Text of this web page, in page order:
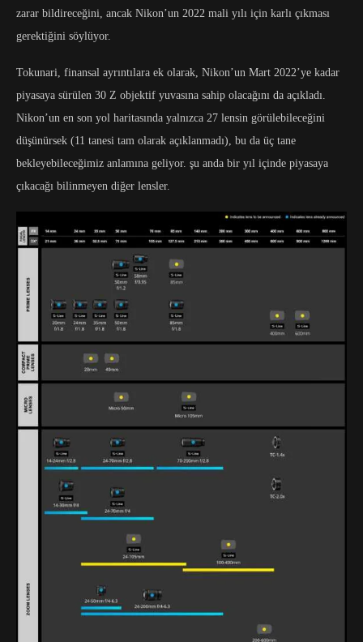
zarar bildireceğini, ancak Nikon’un 2022 mali yılı için karlı çıkması
gerektiğini söylüyor.
Tokunari, finansal ayrıntılara ek olarak, Nikon’un Mart 2022’ye kadar
piyasaya sürülen 30 Z objektif yuvasına sahip olacağını da açıkladı.
Nikon’un en son yol haritasında yalnızca 27 lensin görülebileceğini
düşünürsek (11 tanesi tam olarak açıklanmadı), bu da üç tane
bekleyebileceğimiz anlamına geliyor. şu anda bir yıl içinde piyasaya
çıkacağı bilinmeyen diğer lensler.